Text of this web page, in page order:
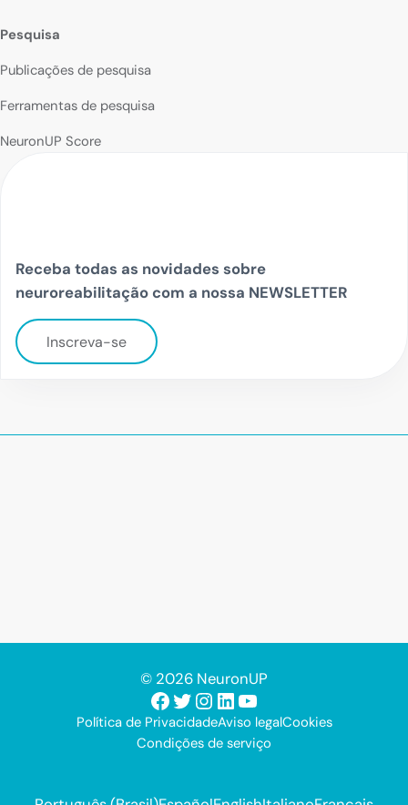
Pesquisa
Publicações de pesquisa
Ferramentas de pesquisa
NeuronUP Score
Receba todas as novidades sobre
neuroreabilitação com a nossa NEWSLETTER
Inscreva-se
© 2026 NeuronUP
Facebook
Twitter
Instagram
LinkedIn
Youtube
Política de PrivacidadeAviso legalCookies
Condições de serviço